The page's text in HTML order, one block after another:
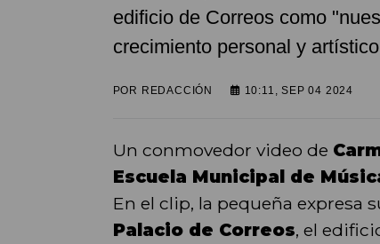
edificio de Correos como
crecimiento personal y
POR REDACCIÓN 10:11, SEP 04 2024
Un conmovedor video de
Escuela Municipal de
En el clip, la pequeña expresa
Palacio de Correos, el